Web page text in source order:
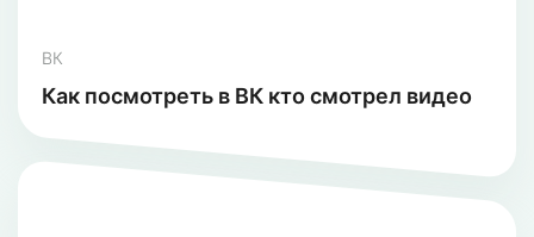
ВК
Как посмотреть в ВК кто смотрел видео